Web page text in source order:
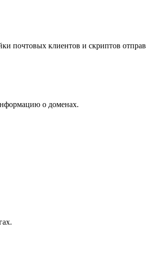
почтовых клиентов и скриптов
о доменах.